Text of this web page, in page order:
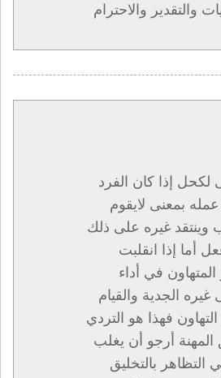
والتقدير والاحترام
لكحل إذا كان الفرد
بمعنى لايقوم
وينتقد غيره على ذلك
أما إذا انقلبت
في أداء
الجدية والقيام
التهاون فهذا هو التردي
أرجو أن يغلب
التظاهر بالتخليق